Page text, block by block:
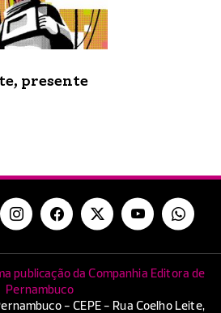
presente
publicação da Companhia Editora de
Pernambuco
- CEPE - Rua Coelho Leite,